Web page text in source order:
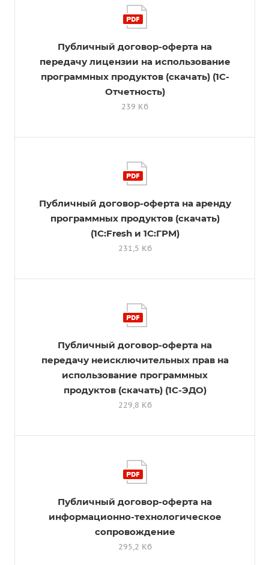
Публичный договор-оферта на
передачу лицензии на использование
программных продуктов (скачать) (1С-
Отчетность)
239 Кб
Публичный договор-оферта на аренду
программных продуктов (скачать)
(1С:Fresh и 1C:ГРМ)
231,5 Кб
Публичный договор-оферта на
передачу неисключительных прав на
использование программных
продуктов (скачать) (1С-ЭДО)
229,8 Кб
Публичный договор-оферта на
информационно-технологическое
сопровождение
295,2 Кб